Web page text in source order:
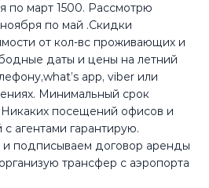
по март 1500. Рассмотрю
по май .Скидки
от кол-вс проживающих и
даты и цены на летний
арр, vibеr или
Минимальный срок
Никаких посещений офисов и
агентами гарантирую.
и подписываем договор аренды
трансфер с аэропорта